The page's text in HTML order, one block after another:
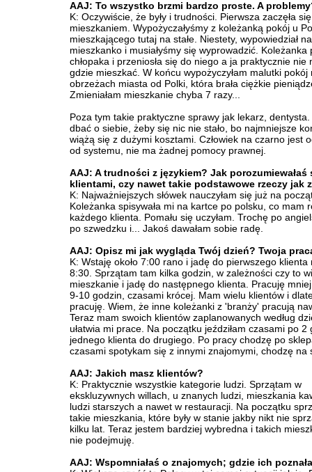
AAJ: To wszystko brzmi bardzo proste. A
K: Oczywiście, że były i trudności. Pierwsza zaczęła
mieszkaniem. Wypożyczałyśmy z koleżanką pokój u
mieszkającego tutaj na stałe. Niestety, wypowiedział
mieszkanko i musiałyśmy się wyprowadzić. Koleżanka
chłopaka i przeniosła się do niego a ja praktycznie nie
gdzie mieszkać. W końcu wypożyczyłam malutki pokój
obrzeżach miasta od Polki, która brała ciężkie
Zmieniałam mieszkanie chyba 7 razy...
Poza tym takie praktyczne sprawy jak lekarz,
dbać o siebie, żeby się nic nie stało, bo najmniejsze
wiążą się z dużymi kosztami. Człowiek na czarno jest
od systemu, nie ma żadnej pomocy prawnej.
AAJ: A trudności z językiem? Jak porozumiewałaś
klientami, czy nawet takie podstawowe rzeczy jak
K: Najważniejszych słówek nauczyłam się już na
Koleżanka spisywała mi na kartce po polsku, co mam
każdego klienta. Pomału się uczyłam. Trochę po
po szwedzku i... Jakoś dawałam sobie radę.
AAJ: Opisz mi jak wygląda Twój dzień? Twoja
K: Wstaję około 7:00 rano i jadę do pierwszego klienta
8:30. Sprzątam tam kilka godzin, w zależności czy to
mieszkanie i jadę do następnego klienta. Pracuję
9-10 godzin, czasami krócej. Mam wielu klientów i
pracuję. Wiem, że inne koleżanki z 'branży' pracują
Teraz mam swoich klientów zaplanowanych według
ułatwia mi prace. Na początku jeździłam czasami po 2
jednego klienta do drugiego. Po pracy chodzę po
czasami spotykam się z innymi znajomymi, chodzę na
AAJ: Jakich masz klientów?
K: Praktycznie wszystkie kategorie ludzi. Sprzątam w
ekskluzywnych willach, u znanych ludzi, mieszkania
ludzi starszych a nawet w restauracji. Na początku
takie mieszkania, które były w stanie jakby nikt nie
kilku lat. Teraz jestem bardziej wybredna i takich
nie podejmuję.
AAJ: Wspomniałaś o znajomych; gdzie ich